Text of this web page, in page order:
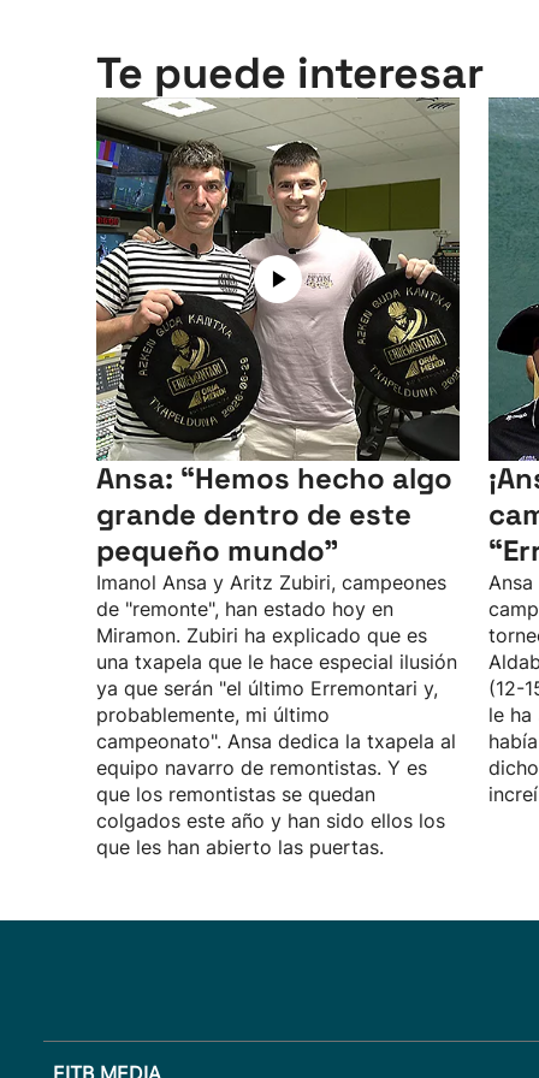
Te puede interesar
Ansa: “Hemos hecho algo
grande dentro de este
pequeño mundo”
Imanol Ansa y Aritz Zubiri, campeones
de "remonte", han estado hoy en
Miramon. Zubiri ha explicado que es
una txapela que le hace especial ilusión
ya que serán "el último Erremontari y,
probablemente, mi último
campeonato". Ansa dedica la txapela al
equipo navarro de remontistas. Y es
que los remontistas se quedan
colgados este año y han sido ellos los
que les han abierto las puertas.
(12-
le ha
EITB MEDIA